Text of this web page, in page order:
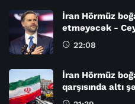
İran Hörmüz
etməyəcək -
22:08
İran Hörmüz
qarşısında altı